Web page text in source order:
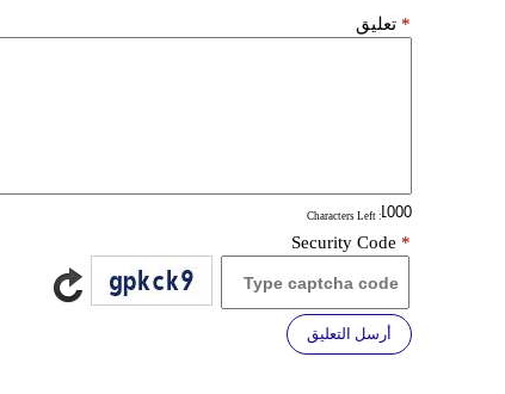
تعليق *
: Characters Left
Security Code *
أرسل التعليق